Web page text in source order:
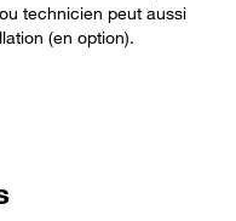
technicien peut aussi
(en option).